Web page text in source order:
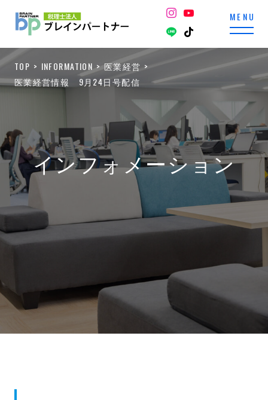
TOP INFORMATION
医業経営
医業経営情報 9月24日号配信
インフォメーション